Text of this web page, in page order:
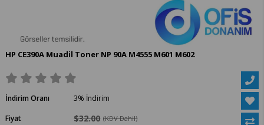
HP CE390A Muadil Toner NP 90A M4555 M601 M602
İndirim Oranı %
3
İndirim
Fiyat
$32.00 (KDV Dahil)